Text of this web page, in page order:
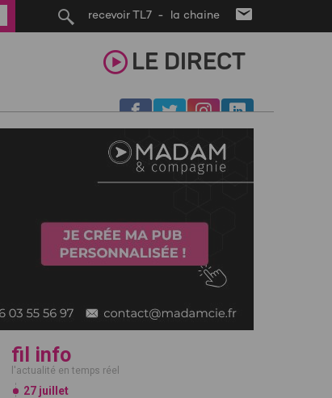
recevoir TL7 - la chaine
LE DIRECT
fil info
l'actualité en temps réel
27 juillet